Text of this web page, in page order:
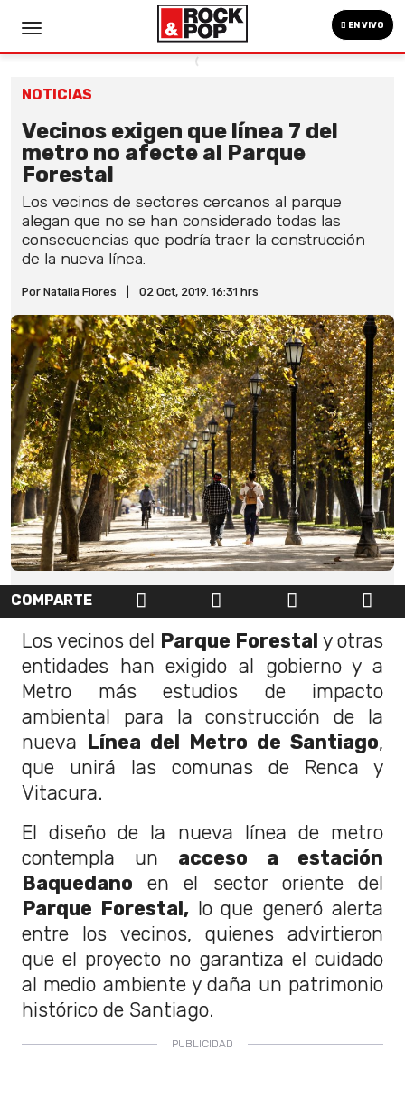
EN VIVO
NOTICIAS
Vecinos exigen que línea 7 del
metro no afecte al Parque
Forestal
Los vecinos de sectores cercanos al parque
alegan que no se han considerado todas las
consecuencias que podría traer la construcción
de la nueva línea.
Por Natalia Flores 02 Oct, 2019. 16:31 hrs
COMPARTE
Los vecinos del Parque Forestal y otras
entidades han exigido al gobierno y a
Metro más estudios de impacto
ambiental para la construcción de la
nueva Línea del Metro de Santiago,
que unirá las comunas de Renca y
Vitacura.
El diseño de la nueva línea de metro
contempla un acceso a estación
Baquedano en el sector oriente del
Parque Forestal,lo que generó alerta
entre los vecinos, quienes advirtieron
que el proyecto no garantiza el cuidado
al medio ambiente y daña un patrimonio
histórico de Santiago.